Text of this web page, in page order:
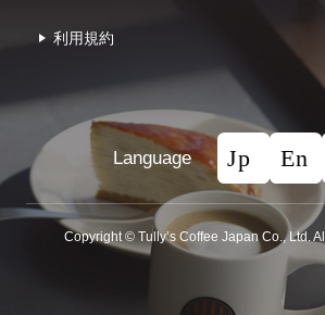
利⽤規約
Language
Copyright © Tullyʼs Coffee Japan Co., Ltd.